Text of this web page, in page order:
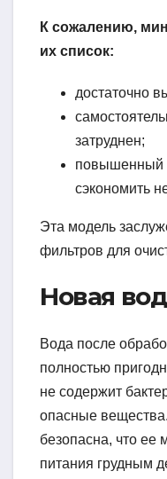
К сожалению,
их список:
достаточно
затруднен;
повышенный
сэкономить
Эта модель
фильтров для
Новая
Вода после
полностью
не содержит
опасные
безопасна, что ее
питания грудным